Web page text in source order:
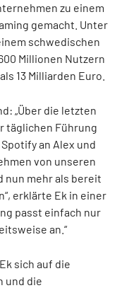
zu einem
gemacht. Unter
schwedischen
Millionen Nutzern
13 Milliarden Euro.
„Über die letzten
täglichen Führung
an Alex und
von unseren
nun mehr als bereit
erklärte Ek in einer
passt einfach nur
an.“
sich auf die
und die